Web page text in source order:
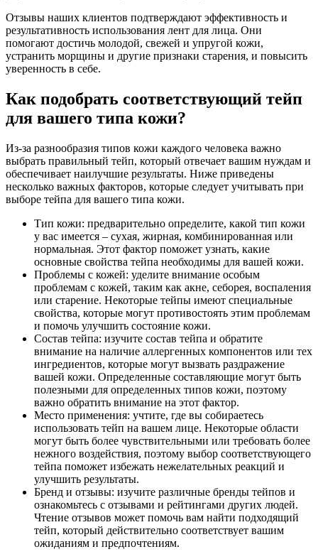
Отзывы наших клиентов подтверждают эффективность и
результативность использования лент для лица. Они
помогают достичь молодой, свежей и упругой кожи,
устранить морщины и другие признаки старения, и повысить
уверенность в себе.
Как подобрать соответствующий тейп
для вашего типа кожи?
Из-за разнообразия типов кожи каждого человека важно
выбрать правильный тейп, который отвечает вашим нуждам и
обеспечивает наилучшие результаты. Ниже приведены
несколько важных факторов, которые следует учитывать при
выборе тейпа для вашего типа кожи.
Тип кожи: предварительно определите, какой тип кожи
у вас имеется – сухая, жирная, комбинированная или
нормальная. Этот фактор поможет узнать, какие
основные свойства тейпа необходимы для вашей кожи.
Проблемы с кожей: уделите внимание особым
проблемам с кожей, таким как акне, себорея, воспаления
или старение. Некоторые тейпы имеют специальные
свойства, которые могут противостоять этим проблемам
и помочь улучшить состояние кожи.
Состав тейпа: изучите состав тейпа и обратите
внимание на наличие аллергенных компонентов или тех
ингредиентов, которые могут вызвать раздражение
вашей кожи. Определенные составляющие могут быть
полезными для определенных типов кожи, поэтому
важно обратить внимание на этот фактор.
Место применения: учтите, где вы собираетесь
использовать тейп на вашем лице. Некоторые области
могут быть более чувствительными или требовать более
нежного воздействия, поэтому выбор соответствующего
тейпа поможет избежать нежелательных реакций и
улучшить результаты.
Бренд и отзывы: изучите различные бренды тейпов и
ознакомьтесь с отзывами и рейтингами других людей.
Чтение отзывов может помочь вам найти подходящий
тейп, который действительно соответствует вашим
ожиданиям и предпочтениям.